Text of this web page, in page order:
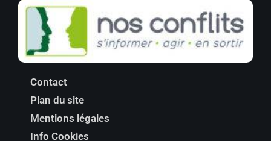
Contact
Plan du site
Mentions légales
Info Cookies